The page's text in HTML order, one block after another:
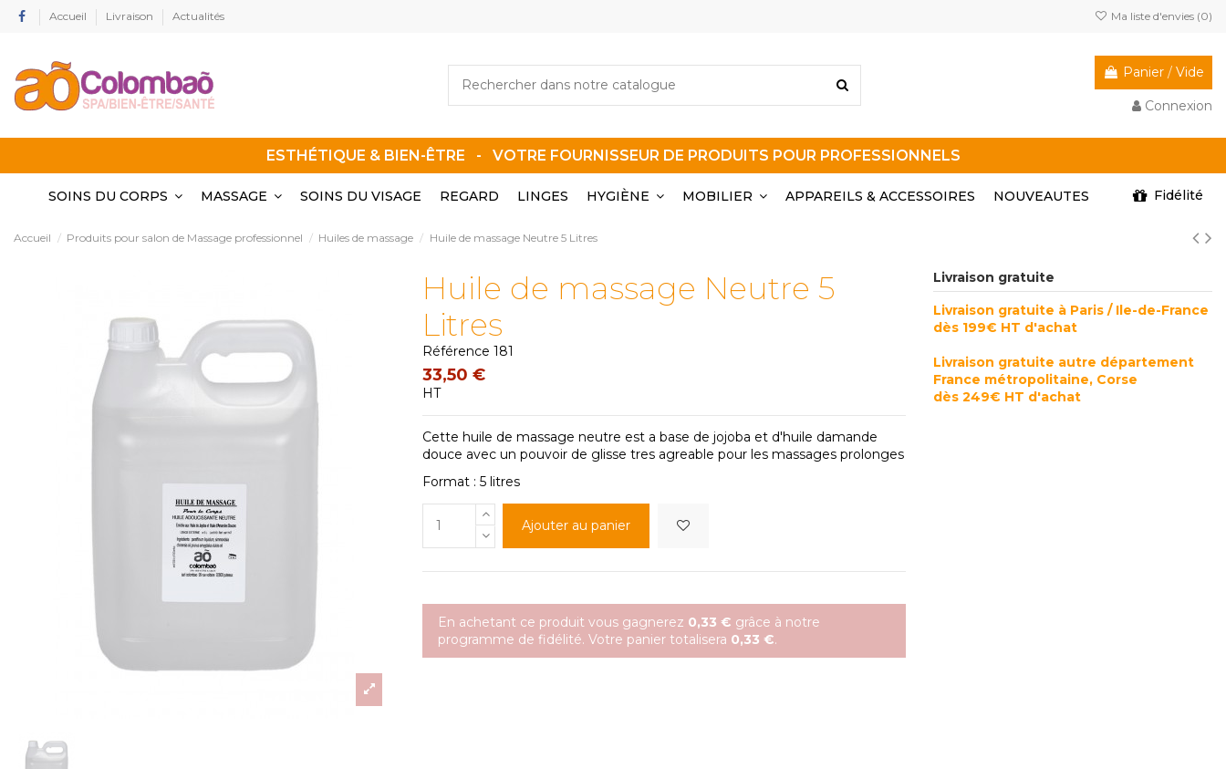
Accueil Livraison Actualités Ma liste d'envies (0)
Panier / Vide
Connexion
ESTHÉTIQUE & BIEN-ÊTRE - VOTRE FOURNISSEUR DE PRODUITS POUR PROFESSIONNELS
SOINS DU CORPS MASSAGE SOINS DU VISAGE REGARD LINGES HYGIÈNE MOBILIER APPAREILS & ACCESSOIRES Fidélité
NOUVEAUTES
Accueil Produits pour salon de Massage professionnel Huiles de massage Huile de massage Neutre 5 Litres
Huile de massage Neutre 5
Litres
Référence 181
33,50 €
HT
Cette huile de massage neutre est a base de jojoba et d'huile damande
douce avec un pouvoir de glisse tres agreable pour les massages prolonges
Format : 5 litres
Ajouter au panier
En achetant ce produit vous gagnerez 0,33 € grâce à notre
programme de fidélité. Votre panier totalisera 0,33 €.
Livraison gratuite
Livraison gratuite à Paris / Ile-de-France
dès 199€ HT d'achat
Livraison gratuite autre département
France métropolitaine, Corse
dès 249€ HT d'achat